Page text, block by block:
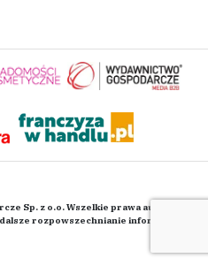
Sp. z o.o. Wszelkie prawa autorskie
rozpowszechnianie informacji i